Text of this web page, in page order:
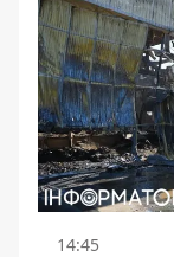
14:45